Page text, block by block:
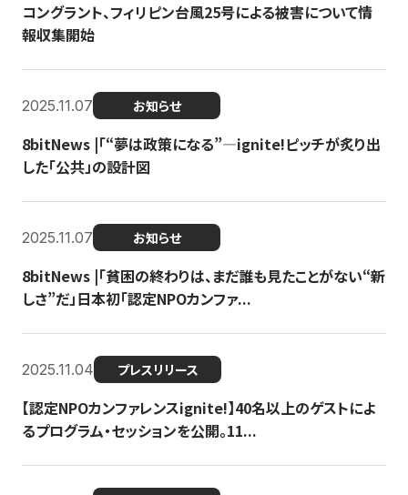
コングラント、フィリピン台風25号による被害について情
報収集開始
2025.11.07 お知らせ
8bitNews |「“夢は政策になる”—ignite!ピッチが炙り出
した「公共」の設計図
2025.11.07 お知らせ
8bitNews |「貧困の終わりは、まだ誰も見たことがない“新
しさ”だ」日本初「認定NPOカンファ...
2025.11.04 プレスリリース
【認定NPOカンファレンスignite!】40名以上のゲストによ
るプログラム・セッションを公開。11...